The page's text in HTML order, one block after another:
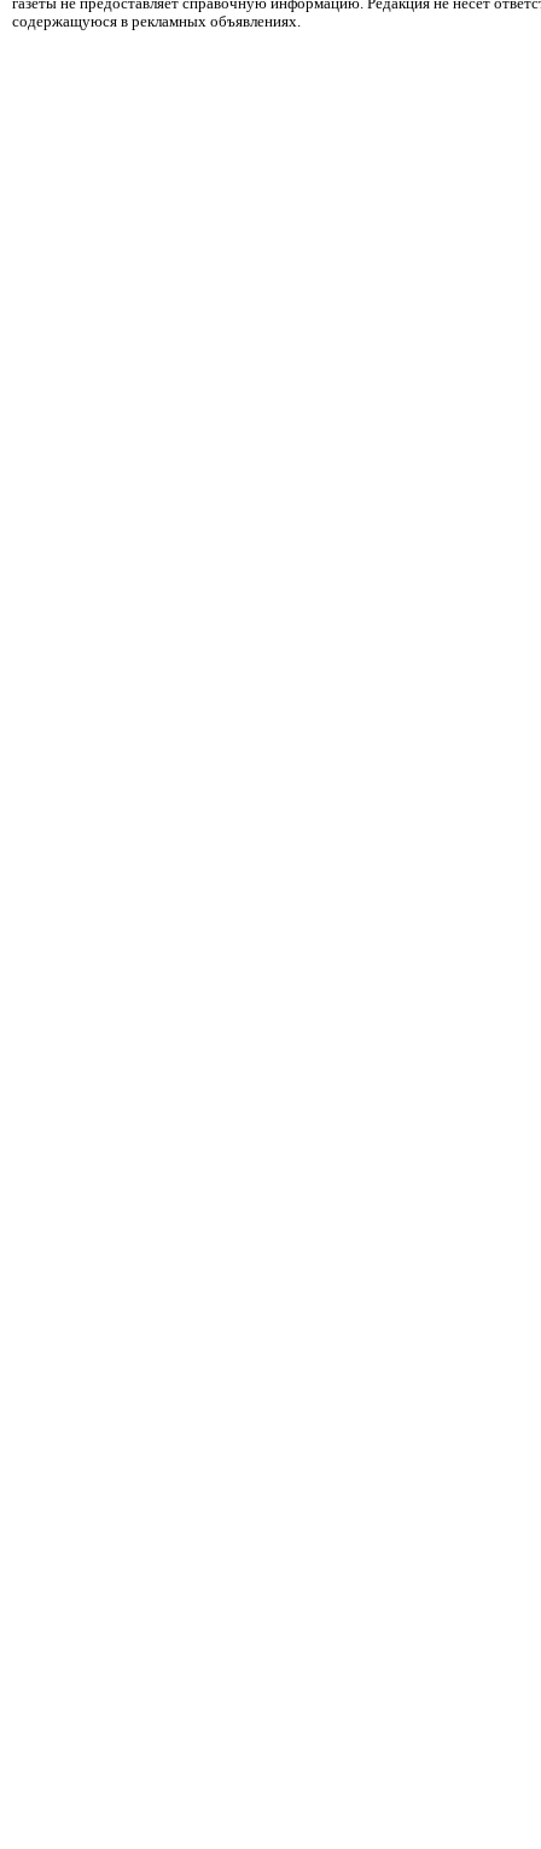
газеты не предоставляет справочную информацию. Редакция не несет
содержащуюся в рекламных объявлениях.